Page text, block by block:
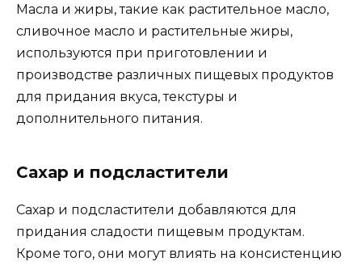
Масла и жиры, такие как растительное масло,
сливочное масло и растительные жиры,
используются при приготовлении и
производстве различных пищевых продуктов
для придания вкуса, текстуры и
дополнительного питания.
Сахар и подсластители
Сахар и подсластители добавляются для
придания сладости пищевым продуктам.
Кроме того, они могут влиять на консистенцию